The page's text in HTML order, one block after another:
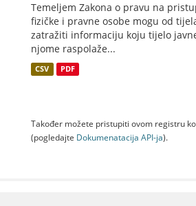
Temeljem Zakona o pravu na
fizičke i pravne osobe mogu od
zatražiti informaciju koju tijelo
njome raspolaže...
CSV PDF
Također možete pristupiti ovom registru
(pogledajte Dokumenаtаcijа API-jа).